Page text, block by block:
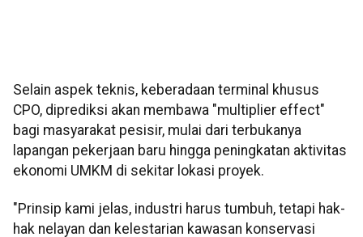
Selain aspek teknis, keberadaan terminal khusus
CPO, diprediksi akan membawa "multiplier effect"
bagi masyarakat pesisir, mulai dari terbukanya
lapangan pekerjaan baru hingga peningkatan aktivitas
ekonomi UMKM di sekitar lokasi proyek.
"Prinsip kami jelas, industri harus tumbuh, tetapi hak-
hak nelayan dan kelestarian kawasan konservasi